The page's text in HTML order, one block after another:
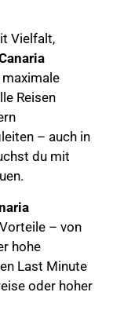
Vielfalt,
Reisen
– auch in
du mit
– von
hohe
Last Minute
oder hoher